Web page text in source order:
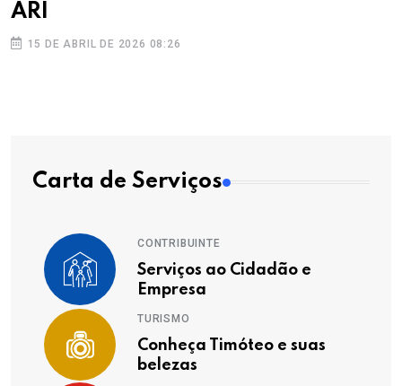
ARI
15 DE ABRIL DE 2026 08:26
Carta de Serviços
CONTRIBUINTE
Serviços ao Cidadão e
Empresa
TURISMO
Conheça Timóteo e suas
belezas